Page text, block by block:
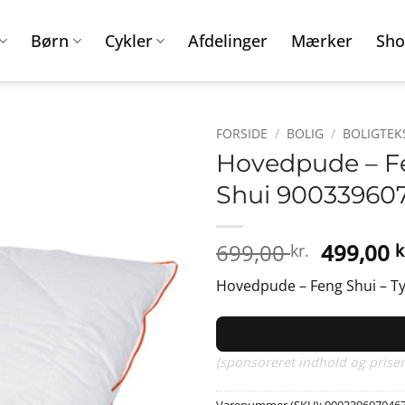
Børn Cykler Afdelinger Mærker
FORSIDE / BOLIG /
Hovedpude –
Shui
699,00kr. Den
pris
var:
499,00
Hovedpude – Feng Shui –
(sponsoreret indhold og